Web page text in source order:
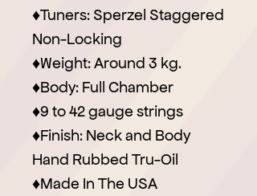
♦Tuners: Sperzel Staggered
Non-Locking
♦Weight: Around 3 kg.
♦Body: Full Chamber
♦9 to 42 gauge strings
♦Finish: Neck and Body
Hand Rubbed Tru-Oil
♦Made In The USA